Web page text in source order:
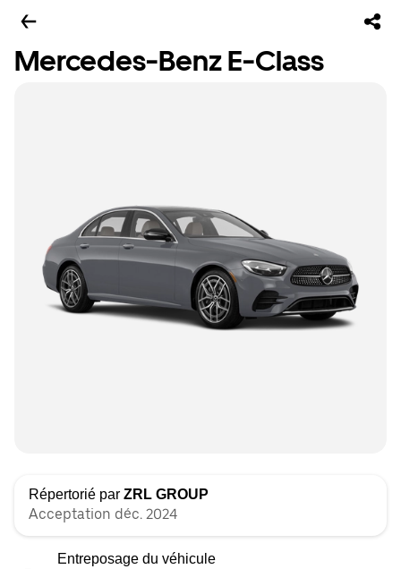
Mercedes-Benz E-Class
Répertorié par ZRL GROUP
Acceptation déc. 2024
Entreposage du véhicule